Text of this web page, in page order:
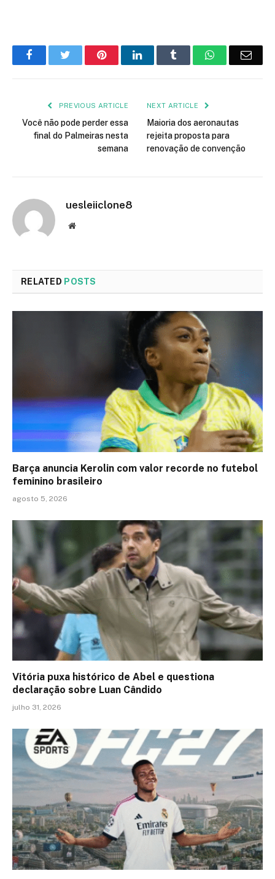
FacebookTwitter PinterestLinkedIn Tumblr WhatsApp
PREVIOUS ARTICLE
Você não pode perder essa
final do Palmeiras nesta
semana
NEXT ARTICLE
Maioria dos aeronautas
rejeita proposta para
renovação de convenção
uesleiiclone8
Website
RELATED POSTS
Barça anuncia Kerolin com valor recorde no futebol
feminino brasileiro
agosto 5, 2026
Vitória puxa histórico de Abel e questiona
declaração sobre Luan Cândido
julho 31, 2026